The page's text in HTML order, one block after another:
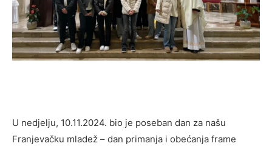
U nedjelju, 10.11.2024. bio je poseban dan za našu
Franjevačku mladež – dan primanja i obećanja frame